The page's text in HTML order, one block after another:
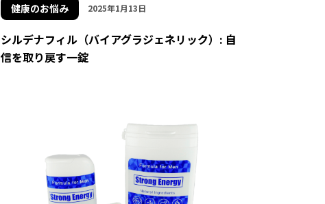
健康のお悩み 2025年1月13日
シルデナフィル（バイアグラジェネリック）: 自
信を取り戻す一錠